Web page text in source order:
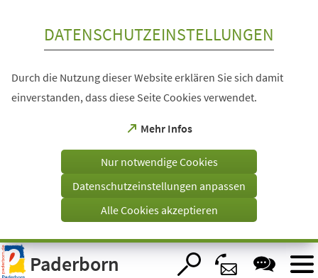
Visuelle
Assistenzsoftware
öffnen.
DATENSCHUTZEINSTELLUNGEN
Durch die Nutzung dieser Website erklären Sie sich damit
einverstanden, dass diese Seite Cookies verwendet.
Mehr Infos
(Öffnet
einem
Tab)
Nur notwendige Cookies
Datenschutzeinstellungen anpassen
Alle Cookies akzeptieren
Paderborn